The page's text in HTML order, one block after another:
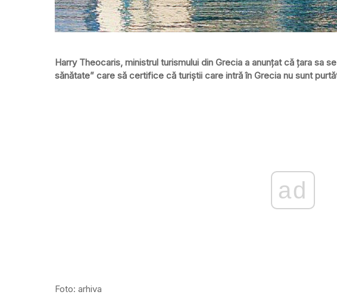
Harry Theocaris, ministrul turismului din Grecia a anunțat că țara sa
sănătate” care să certifice că turiștii care intră în Grecia nu sunt
ad
Foto: arhiva